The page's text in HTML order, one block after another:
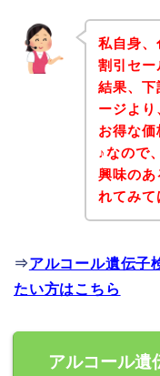
私自身、
割引セー
結果、下
ージよ
お得な
♪なので
興味のあ
れてみて
⇒アルコール遺伝子
たい方はこちら
アルコール遺